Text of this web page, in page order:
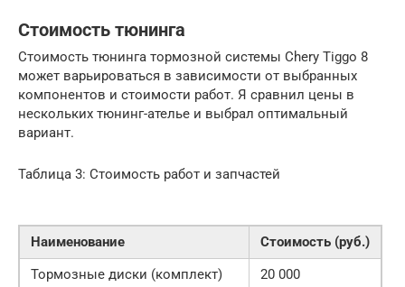
Стоимость тюнинга
Стоимость тюнинга тормозной системы Chery Tiggo 8
может варьироваться в зависимости от выбранных
компонентов и стоимости работ. Я сравнил цены в
нескольких тюнинг-ателье и выбрал оптимальный
вариант.
Таблица 3: Стоимость работ и запчастей
Наименование
Стоимость (руб.)
Тормозные диски (комплект)
20 000